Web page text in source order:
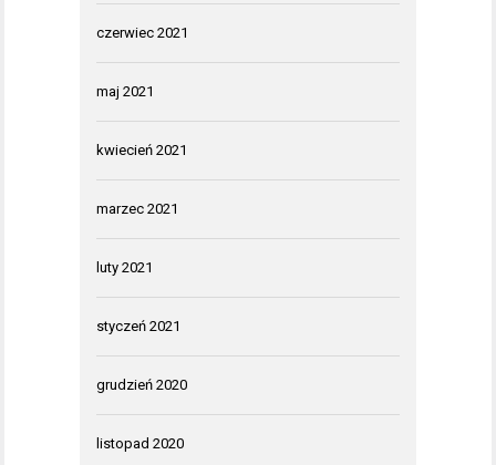
czerwiec 2021
maj 2021
kwiecień 2021
marzec 2021
luty 2021
styczeń 2021
grudzień 2020
listopad 2020